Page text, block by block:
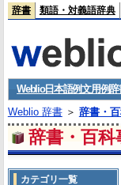
辞書 類語・対義語辞典
Weblio日本語例文用例辞
Weblio 辞書＞ 辞書・
辞書・百科
カテゴリ一覧